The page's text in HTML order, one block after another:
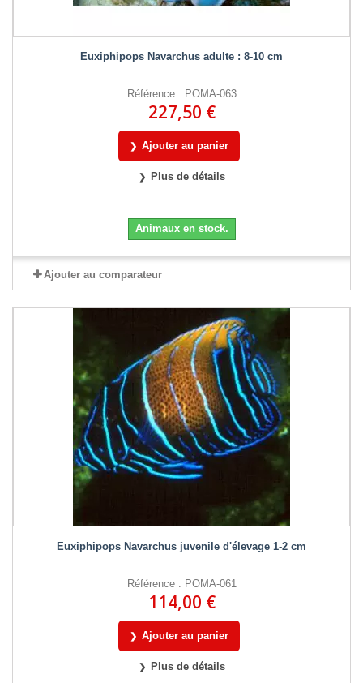
Euxiphipops Navarchus adulte : 8-10 cm
Référence : POMA-063
227,50 €
Ajouter au panier
Plus de détails
Animaux en stock.
Ajouter au comparateur
Euxiphipops Navarchus juvenile d'élevage 1-2 cm
Référence : POMA-061
114,00 €
Ajouter au panier
Plus de détails